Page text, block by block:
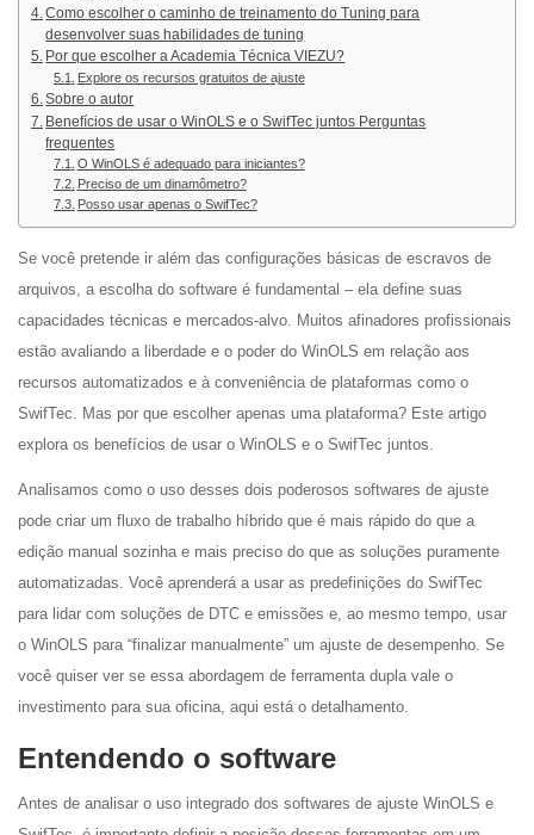
Como escolher o caminho de treinamento do Tuning para
desenvolver suas habilidades de tuning
Por que escolher a Academia Técnica VIEZU?
Explore os recursos gratuitos de ajuste
Sobre o autor
Benefícios de usar o WinOLS e o SwifTec juntos Perguntas
frequentes
O WinOLS é adequado para iniciantes?
Preciso de um dinamômetro?
Posso usar apenas o SwifTec?
Se você pretende ir além das configurações básicas de escravos de
arquivos, a escolha do software é fundamental – ela define suas
capacidades técnicas e mercados-alvo. Muitos afinadores profissionais
estão avaliando a liberdade e o poder do WinOLS em relação aos
recursos automatizados e à conveniência de plataformas como o
SwifTec. Mas por que escolher apenas uma plataforma? Este artigo
explora os benefícios de usar o WinOLS e o SwifTec juntos.
Analisamos como o uso desses dois poderosos softwares de ajuste
pode criar um fluxo de trabalho híbrido que é mais rápido do que a
edição manual sozinha e mais preciso do que as soluções puramente
automatizadas. Você aprenderá a usar as predefinições do SwifTec
para lidar com soluções de DTC e emissões e, ao mesmo tempo, usar
o WinOLS para “finalizar manualmente” um ajuste de desempenho. Se
você quiser ver se essa abordagem de ferramenta dupla vale o
investimento para sua oficina, aqui está o detalhamento.
Entendendo o software
Antes de analisar o uso integrado dos softwares de ajuste WinOLS e